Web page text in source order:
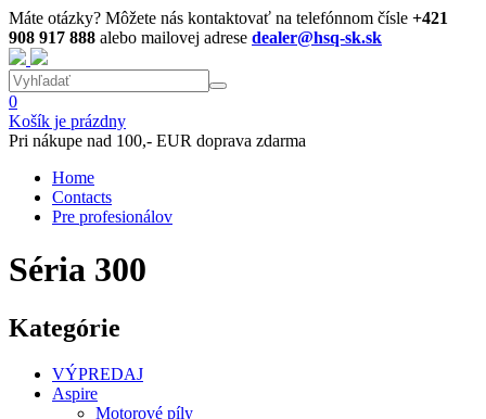
Máte otázky? Môžete nás kontaktovať na telefónnom čísle +421
908 917 888 alebo mailovej adrese dealer@hsq-sk.sk
0
Košík je prázdny
Pri nákupe nad 100,- EUR doprava zdarma
Home
Contacts
Pre profesionálov
Séria 300
Kategórie
VÝPREDAJ
Aspire
Motorové píly